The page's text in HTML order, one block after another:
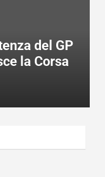
del GP
la Corsa